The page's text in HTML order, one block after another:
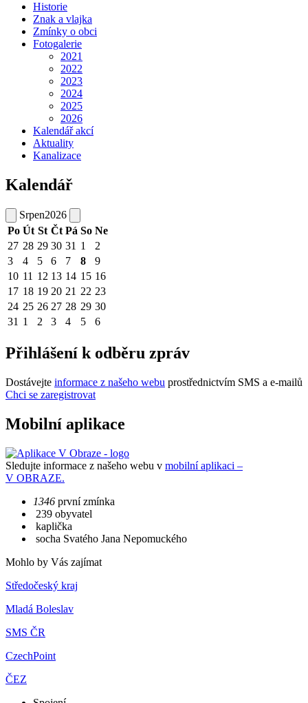
Historie
Znak a vlajka
Zmínky o obci
Fotogalerie
2021
2022
2023
2024
2025
2026
Kalendář akcí
Aktuality
Kanalizace
Kalendář
Srpen2026
Po Út St Čt Pá So Ne
27 28 29 30 31 1
2
3
4 5 6 7 8
9
10 11 12 13 14 15 16
17 18 19 20 21 22 23
24 25 26 27 28 29 30
31 1 2 3 4 5 6
Přihlášení k odběru zpráv
Dostávejte informace z našeho webu prostřednictvím SMS a e-mailů
Chci se zaregistrovat
Mobilní aplikace
Sledujte informace z našeho webu v mobilní aplikaci –
V OBRAZE.
1346 první zmínka
239 obyvatel
kaplička
socha Svatého Jana Nepomuckého
Mohlo by Vás zajímat
Středočeský kraj
Mladá Boleslav
SMS ČR
CzechPoint
ČEZ